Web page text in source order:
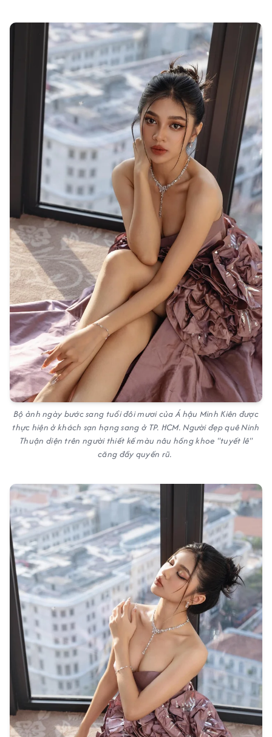
Bộ ảnh ngày bước sang tuổi đôi mươi của Á hậu Minh Kiên được
thực hiện ở khách sạn hạng sang ở TP. HCM. Người đẹp quê Ninh
Thuận diện trên người thiết kế màu nâu hồng khoe "tuyết lê"
căng đầy quyến rũ.